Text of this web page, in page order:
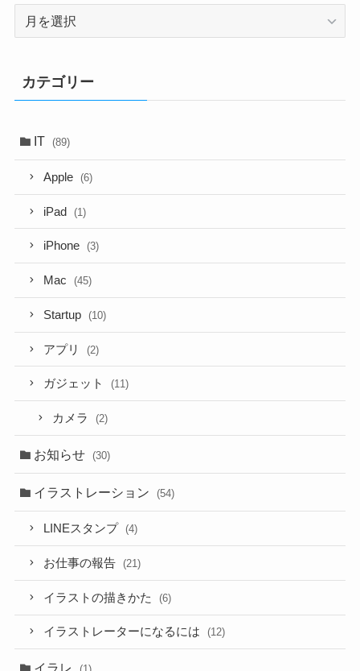
ブ
カテゴリー
IT (89)
Apple (6)
iPad (1)
iPhone (3)
Mac (45)
Startup (10)
アプリ (2)
ガジェット (11)
カメラ (2)
お知らせ (30)
イラストレーション (54)
LINEスタンプ (4)
お仕事の報告 (21)
イラストの描きかた (6)
イラストレーターになるには (12)